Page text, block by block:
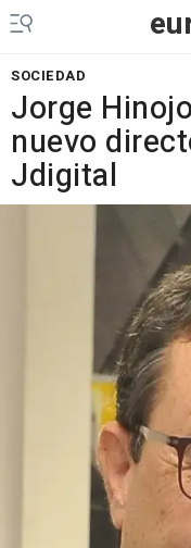
SOCIEDAD
Jorge
nuevo
Jdigital